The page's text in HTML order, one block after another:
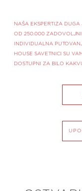
NAŠA EKSPERTIZA DUGA
OD 250.000
INDIVIDUALNA
HOUSE SAVETNICI SU
DOSTUPNI ZA BILO